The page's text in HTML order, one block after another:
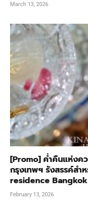
March 13, 2026
[Promo] ค่ำคืนแห่งค
กรุงเทพฯ รังสรรค์สำ
residence
February 13, 2026